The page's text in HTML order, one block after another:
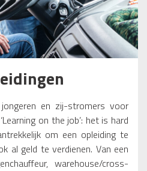
en zij-stromers voor
on the job’: het is hard
om een opleiding te
al geld te verdienen. Van een
warehouse/cross-